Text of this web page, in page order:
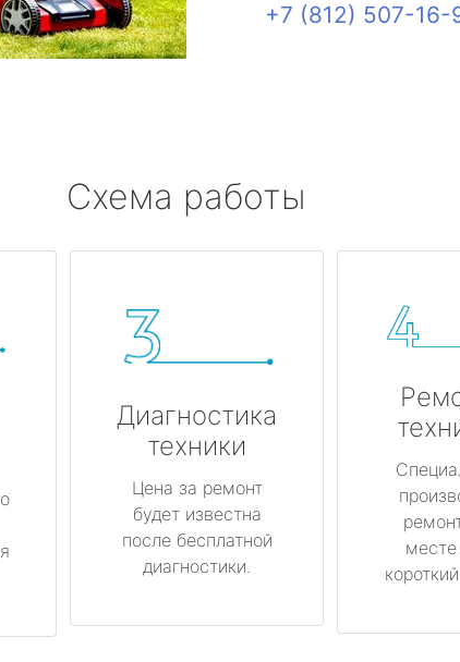
+7 (812) 507-16-
Схема работы
Диагностика
техники
Цена за ремонт
будет известна
после бесплатной
диагностики.